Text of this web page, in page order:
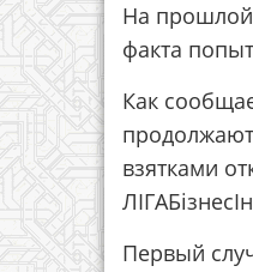
На прошлой
факта
Как
взятками
Первый